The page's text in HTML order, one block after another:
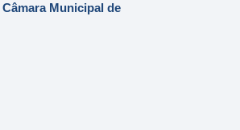
Municipal de